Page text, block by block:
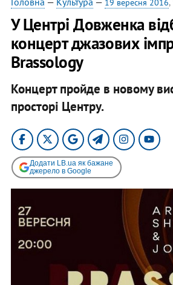
19 вересня 2016
У Центрі Довженка
концерт джазових
Brassology
Концерт пройде в новому
просторі Центру.
Додати LB.ua як бажане
джерело в Google